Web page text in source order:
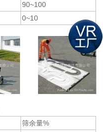
90~100
0~10
筛余量%